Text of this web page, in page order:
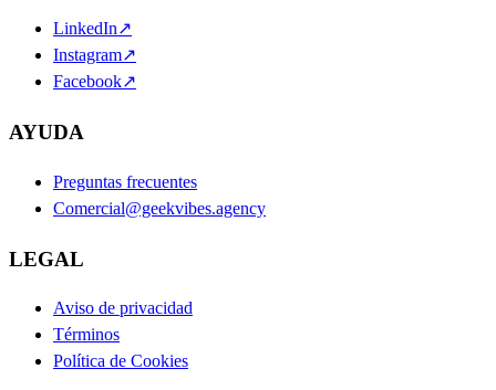
LinkedIn↗
Instagram↗
Facebook↗
AYUDA
Preguntas frecuentes
Comercial@geekvibes.agency
LEGAL
Aviso de privacidad
Términos
Política de Cookies